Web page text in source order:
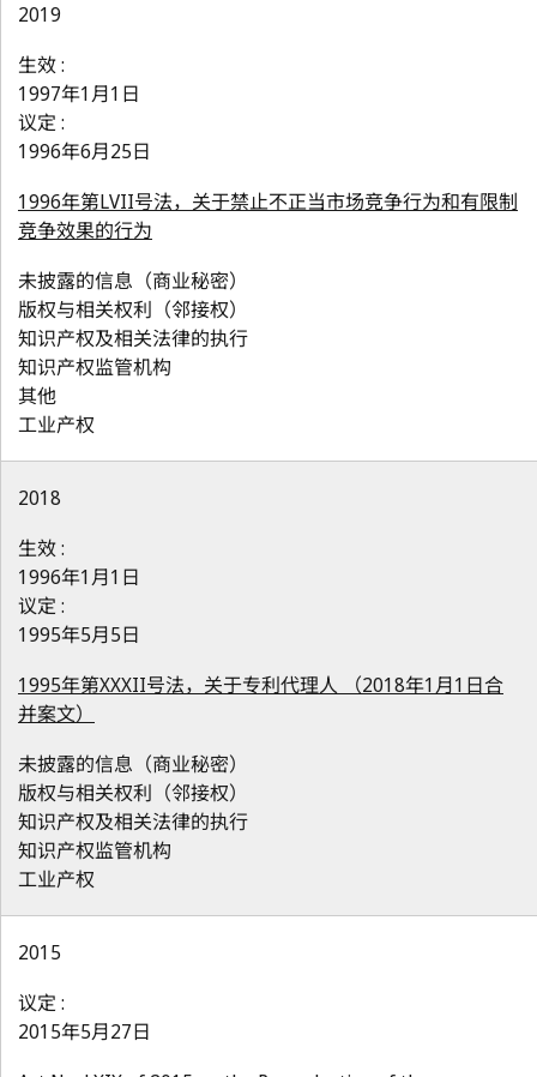
2019
生效 :
1997年1月1日
议定 :
1996年6月25日
1996年第LVII号法，关于禁止不正当市场竞争行为和有限制
竞争效果的行为
未披露的信息（商业秘密）
版权与相关权利（邻接权）
知识产权及相关法律的执行
知识产权监管机构
其他
工业产权
2018
生效 :
1996年1月1日
议定 :
1995年5月5日
1995年第XXXII号法，关于专利代理人 （2018年1月1日合
并案文）
未披露的信息（商业秘密）
版权与相关权利（邻接权）
知识产权及相关法律的执行
知识产权监管机构
工业产权
2015
议定 :
2015年5月27日